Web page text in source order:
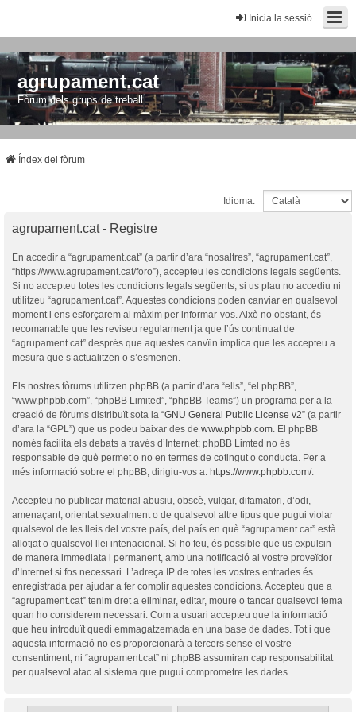
Inicia la sessió
agrupament.cat
Fòrum dels grups de treball
Índex del fòrum
Idioma:
agrupament.cat - Registre
En accedir a “agrupament.cat” (a partir d’ara “nosaltres”, “agrupament.cat”,
“https://www.agrupament.cat/foro”), accepteu les condicions legals següents.
Si no accepteu totes les condicions legals següents, si us plau no accediu ni
utilitzeu “agrupament.cat”. Aquestes condicions poden canviar en qualsevol
moment i ens esforçarem al màxim per informar-vos. Això no obstant, és
recomanable que les reviseu regularment ja que l’ús continuat de
“agrupament.cat” després que aquestes canvïin implica que les accepteu a
mesura que s’actualitzen o s’esmenen.
Els nostres fòrums utilitzen phpBB (a partir d’ara “ells”, “el phpBB”,
“www.phpbb.com”, “phpBB Limited”, “phpBB Teams”) un programa per a la
creació de fòrums distribuït sota la “GNU General Public License v2” (a partir
d’ara la “GPL”) que us podeu baixar des de www.phpbb.com . El phpBB
només facilita els debats a través d’Internet; phpBB Limted no és
responsable de què permet o no en termes de cotingut o conducta. Per a
més informació sobre el phpBB, dirigiu-vos a: https://www.phpbb.com/.
Accepteu no publicar material abusiu, obscè, vulgar, difamatori, d’odi,
amenaçant, orientat sexualment o de qualsevol altre tipus que pugui violar
qualsevol de les lleis del vostre país, del país en què “agrupament.cat” està
allotjat o qualsevol llei intenacional. Si ho feu, és possible que us expulsin
de manera immediata i permanent, amb una notificació al vostre proveïdor
d’Internet si fos necessari. L’adreça IP de totes les vostres entrades és
enregistrada per ajudar a fer complir aquestes condicions. Accepteu que a
“agrupament.cat” tenim dret a eliminar, editar, moure o tancar qualsevol tema
quan ho considerem necessari. Com a usuari accepteu que la informació
que heu introduït quedi emmagatzemada en una base de dades. Tot i que
aquesta informació no es proporcionarà a tercers sense el vostre
consentiment, ni “agrupament.cat” ni phpBB assumiran cap responsabilitat
per qualsevol atac al sistema que pugui comprometre les dades.